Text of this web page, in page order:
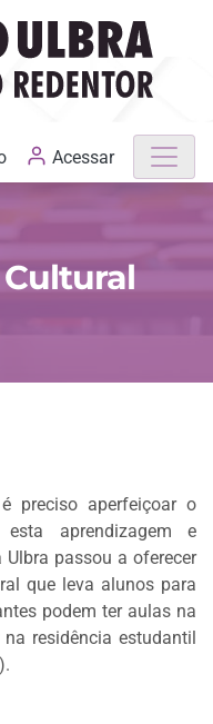
MATRÍCULAS ABERTAS
Acessar
preciso aperfeiçoar o
aprendizagem e
Ulbra passou a oferecer
que leva alunos para
podem ter aulas na
residência estudantil